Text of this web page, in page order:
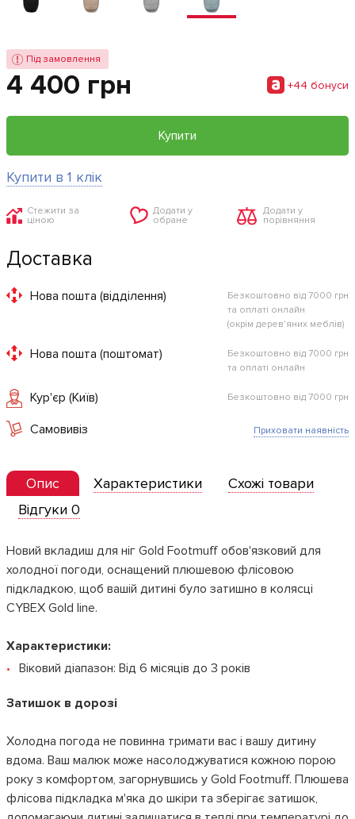
Під замовлення
4 400 грн +44 бонуси
Купити
Купити в 1 клік
Стежити за
ціною
Додати у
обране
Додати у
порівняння
Доставка
Нова пошта (відділення)
Безкоштовно від 7000 грн
та оплаті онлайн
(окрім дерев'яних меблів)
Нова пошта (поштомат)
Безкоштовно від 7000 грн
та оплаті онлайн
Кур'єр (Київ) Безкоштовно від 7000 грн
Самовивіз Приховати наявність
Опис Характеристики
Схожі товари
Відгуки 0
Новий вкладиш для ніг Gold Footmuff обов'язковий для
холодної погоди, оснащений плюшевою флісовою
підкладкою, щоб вашій дитині було затишно в колясці
CYBEX Gold line.
Характеристики:
Віковий діапазон: Від 6 місяців до 3 років
Затишок в дорозі
Холодна погода не повинна тримати вас і вашу дитину
вдома. Ваш малюк може насолоджуватися кожною порою
року з комфортом, загорнувшись у Gold Footmuff. Плюшева
флісова підкладка м'яка до шкіри та зберігає затишок,